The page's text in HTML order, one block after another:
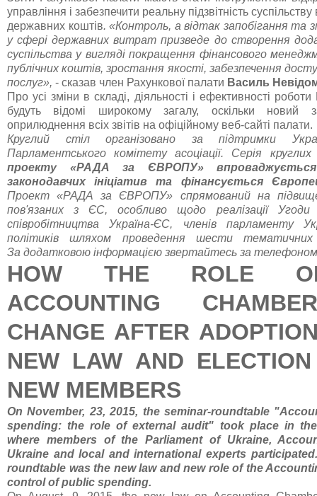
управління і забезпечити реальну підзвітність
державних коштів. «Контроль, а відтак запобігання та
у сфері державних витрат призведе до створення
суспільства у вигляді покращення фінансового
публічних коштів, зростання якості, забезпечення
послуг», - сказав член Рахункової палати Василь
Про усі зміни в складі, діяльності і ефективності
будуть відомі широкому загалу, оскільки новий
оприлюднення всіх звітів на офіційному веб-сайті палати.
Круглий стіл організовано за підтримки
Парламентського комітету асоціації. Серія
проекту
«РАДА за ЄВРОПУ» впроваджується
законодавчих ініціатив та фінансується
Проект «РАДА за ЄВРОПУ» спрямований на
пов'язаних з ЄС, особливо щодо реалізації Угоди
співробітництва Україна-ЄС, членів парламенту
політиків шляхом проведення шести тематичних
За додатковою інформацією звертайтесь за телефоном
HOW THE ROLE
ACCOUNTING
CHANGE AFTER
NEW LAW AND
NEW MEMBERS
On November, 23, 2015, the seminar-roundtable
spending: the role of external audit" took place in
where members of the Parliament of Ukraine,
Ukraine and local and international experts
roundtable was the new law and new role of the
control of public spending.